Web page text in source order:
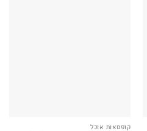
קופסאות אוכל